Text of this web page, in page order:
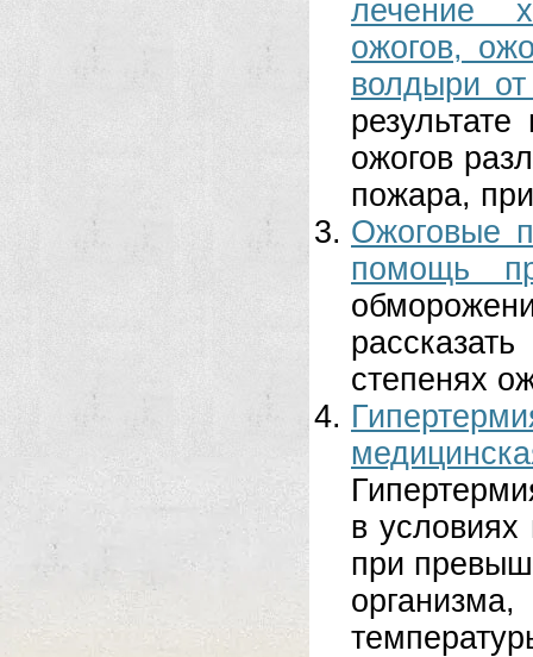
лечение
ожогов,
волдыри
ожогов
пожара,
Ожоговые
помощь
степенях
в
при